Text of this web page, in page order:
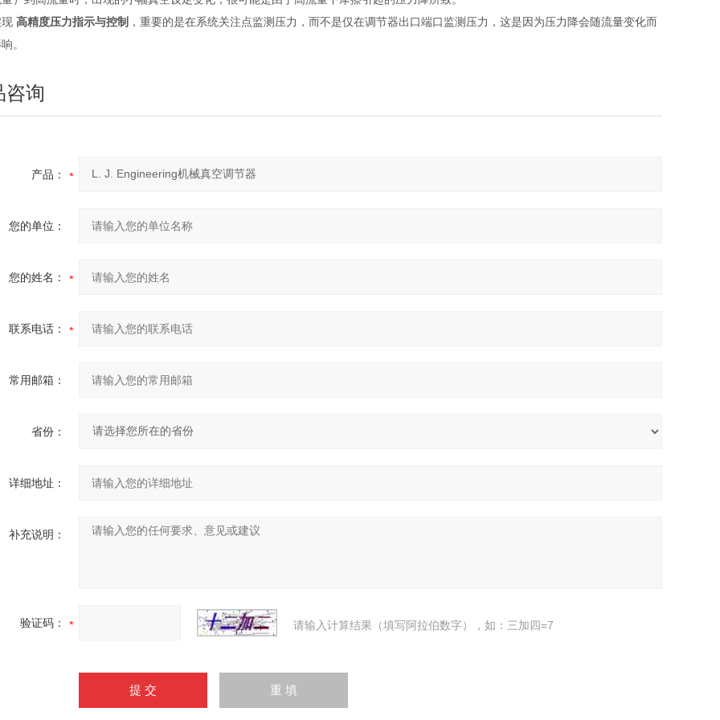
高精度压力指示与控制 ，重要的是在系统关注点监测压力，而不是仅在调节器出口端口监测压力，这是因为压力降会随流量变化而
。
咨询
产品：
您的单位：
您的姓名：
联系电话：
常用邮箱：
省份：
详细地址：
补充说明：
验证码： 请输入计算结果（填写阿拉伯数字），如：三加四=7